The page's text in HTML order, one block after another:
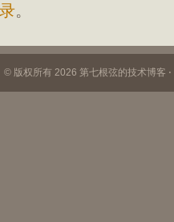
。
© 版权所有 2026 第七根弦的技术博客